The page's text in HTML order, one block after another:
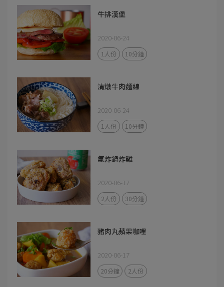
牛排漢堡
2020-06-24
1人份 10分鐘
清燉牛肉麵線
2020-06-24
1人份 10分鐘
氣炸鍋炸雞
2020-06-17
2人份 30分鐘
豬肉丸蘋果咖哩
2020-06-17
20分鐘 2人份